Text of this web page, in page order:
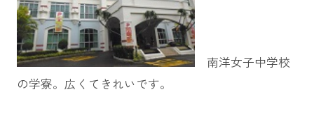
南洋女子中学校
の学寮。広くてきれいです。